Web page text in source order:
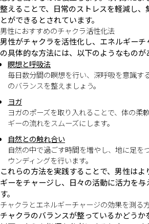
整えることで、日常のストレスを軽減し、
とができるとされています。
男性におすすめのチャクラ活性化法
男性がチャクラを活性化し、エネルギーチ
の具体的な方法には、以下のようなものが
瞑想と呼吸法
毎日数分間の瞑想を行い、深呼吸を意識す
のバランスを整えましょう。
ヨガ
ヨガのポーズを取り入れることで、体の柔
ギーの流れをスムーズにします。
自然との触れ合い
自然の中で過ごす時間を増やし、地に足を
ウンディングを行います。
これらの方法を実践することで、男性はよ
ギーをチャージし、日々の活動に活力を与
す。
チャクラとエネルギーチャージの効果を測る
チャクラのバランスが整っているかどうか